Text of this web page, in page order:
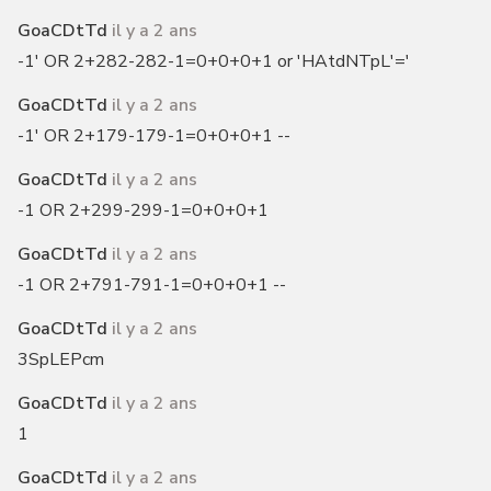
GoaCDtTd il y a 2 ans
-1' OR 2+282-282-1=0+0+0+1 or 'HAtdNTpL'='
GoaCDtTd il y a 2 ans
-1' OR 2+179-179-1=0+0+0+1 --
GoaCDtTd il y a 2 ans
-1 OR 2+299-299-1=0+0+0+1
GoaCDtTd il y a 2 ans
-1 OR 2+791-791-1=0+0+0+1 --
GoaCDtTd il y a 2 ans
3SpLEPcm
GoaCDtTd il y a 2 ans
1
GoaCDtTd il y a 2 ans